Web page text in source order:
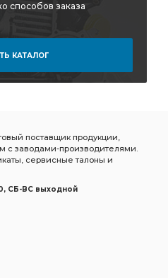
способов заказа
КАТАЛОГ
поставщик продукции,
с заводами-производителями.
сервисные талоны и
СБ-ВС выходной